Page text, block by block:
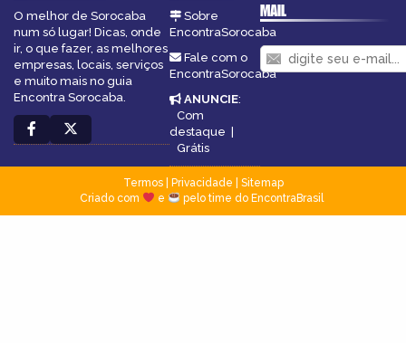
O melhor de Sorocaba
num só lugar! Dicas, onde
ir, o que fazer, as melhores
empresas, locais, serviços
e muito mais no guia
Encontra Sorocaba.
Sobre
EncontraSorocaba
Fale com o
EncontraSorocaba
ANUNCIE:
Com
destaque
Grátis
MAIL
Termos| Privacidade
Sitemap
Criado com
e pelo time do EncontraBrasil